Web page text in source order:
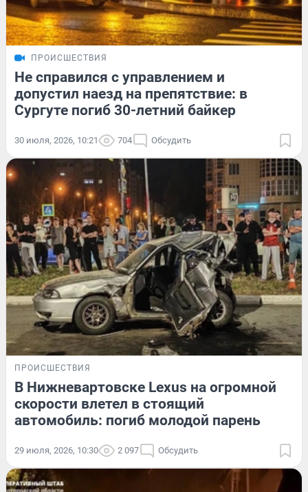
ПРОИСШЕСТВИЯ
Не справился с управлением и
допустил наезд на препятствие: в
Сургуте погиб 30-летний байкер
30 июля, 2026, 10:21 704 Обсудить
ПРОИСШЕСТВИЯ
В Нижневартовске Lexus на огромной
скорости влетел в стоящий
автомобиль: погиб молодой парень
29 июля, 2026, 10:30 2 097 Обсудить